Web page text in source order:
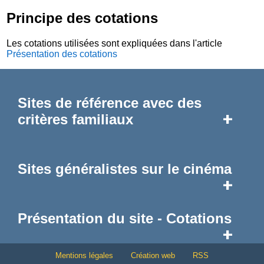
Principe des cotations
Les cotations utilisées sont expliquées dans l'article
Présentation des cotations
Sites de référence avec des
critères familiaux
+
Sites généralistes sur le cinéma
+
Présentation du site - Cotations
+
Mentions légales Création web RSS